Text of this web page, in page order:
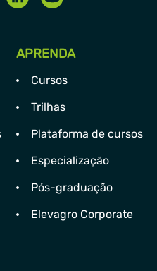
APRENDA
Cursos
Trilhas
Plataforma de cursos
Especialização
Pós-graduação
Elevagro Corporate